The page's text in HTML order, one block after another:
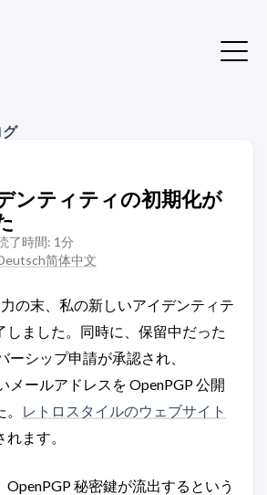
グ
ンティティの初期化が
了時間: 1分
简体中文
の末、私の新しいアイデンティテ
しました。同時に、保留中だった
ーシップ申請が承認され、
メールアドレスを OpenPGP 公開
レトロスタイルのウェブサイト
ます。
OpenPGP 秘密鍵が流出するという